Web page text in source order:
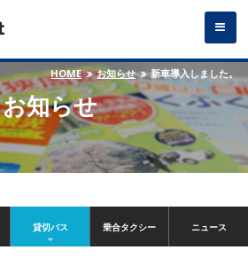
お知らせ
HOME お知らせ 新車導入しました。
貸切バス 乗合タクシー ニュース